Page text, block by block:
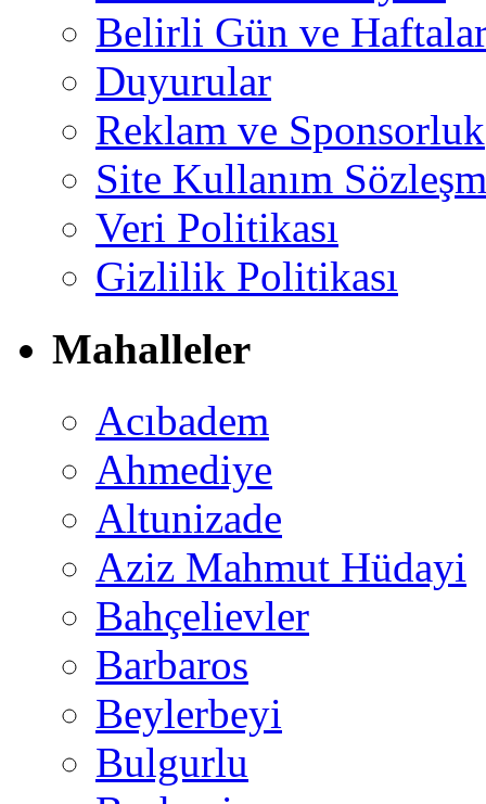
Belirli Gün ve
Duyurular
Reklam ve Sponsorluk
Site Kullanım
Veri Politikası
Gizlilik Politikası
Mahalleler
Acıbadem
Ahmediye
Altunizade
Aziz Mahmut Hüdayi
Bahçelievler
Barbaros
Beylerbeyi
Bulgurlu